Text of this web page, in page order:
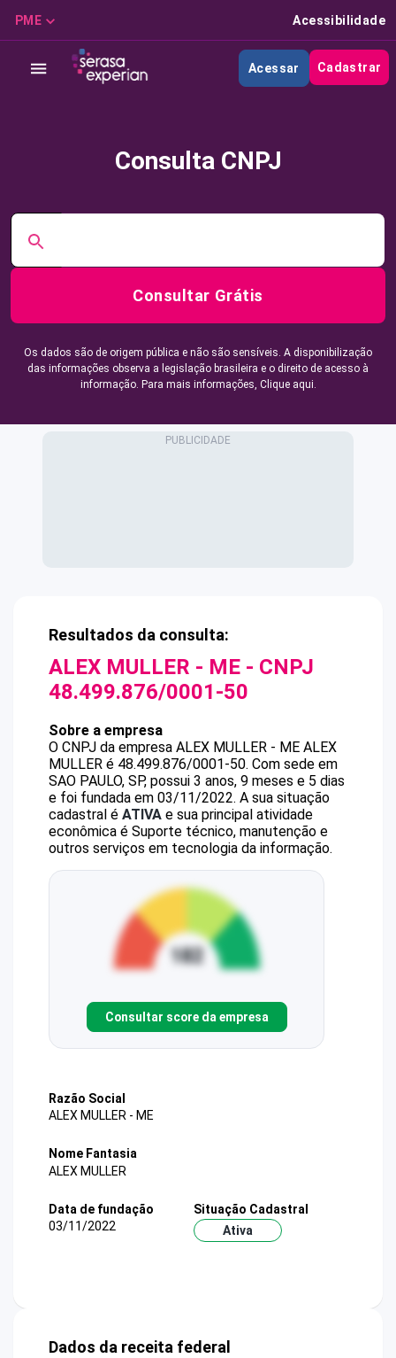
PME Acessibilidade
Acessar Cadastrar
Consulta CNPJ
Consultar Grátis
Os dados são de origem pública e não são sensíveis. A disponibilização
das informações observa a legislação brasileira e o direito de acesso à
informação. Para mais informações, Clique aqui.
Resultados da consulta:
ALEX MULLER - ME - CNPJ
48.499.876/0001-50
Sobre a empresa
O CNPJ da empresa ALEX MULLER - ME ALEX
MULLER é 48.499.876/0001-50. Com sede em
SAO PAULO, SP, possui 3 anos, 9 meses e 5 dias
e foi fundada em 03/11/2022. A sua situação
cadastral é ATIVA e sua principal atividade
econômica é Suporte técnico, manutenção e
outros serviços em tecnologia da informação.
Consultar score da empresa
Razão Social
ALEX MULLER - ME
Nome Fantasia
ALEX MULLER
Data de fundação
03/11/2022
Situação Cadastral
Ativa
Dados da receita federal